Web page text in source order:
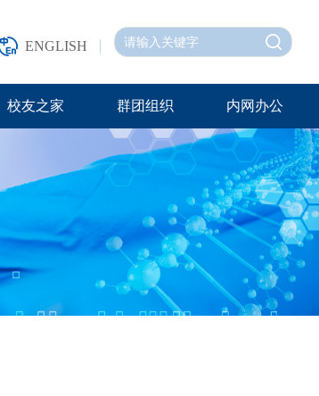
ENGLISH
校友之家 群团组织 内网办公